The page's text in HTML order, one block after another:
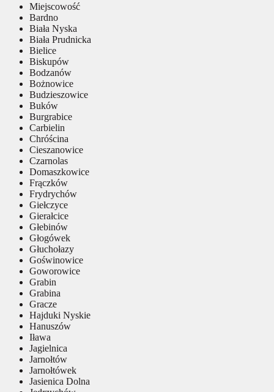
Miejscowość
Bardno
Biała Nyska
Biała Prudnicka
Bielice
Biskupów
Bodzanów
Bożnowice
Budzieszowice
Buków
Burgrabice
Carbielin
Chróścina
Cieszanowice
Czarnolas
Domaszkowice
Frączków
Frydrychów
Giełczyce
Gierałcice
Głebinów
Głogówek
Głuchołazy
Goświnowice
Goworowice
Grabin
Grabina
Gracze
Hajduki Nyskie
Hanuszów
Iława
Jagielnica
Jarnołtów
Jarnołtówek
Jasienica Dolna